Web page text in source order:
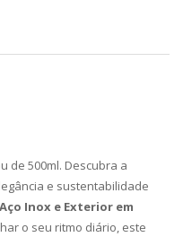
de 500ml. Descubra a
e sustentabilidade
Inox e Exterior em
o seu ritmo diário, este